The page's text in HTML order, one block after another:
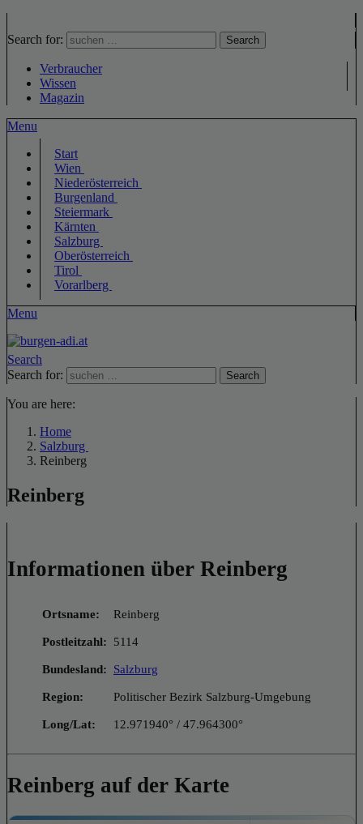
Search for: Search
Verbraucher
Wissen
Magazin
Menu
Start
Wien
Niederösterreich
Burgenland
Steiermark
Kärnten
Salzburg
Oberösterreich
Tirol
Vorarlberg
Menu
Search
Search for:
Search
You are here:
Home
Salzburg
Reinberg
Reinberg
Informationen über Reinberg
Ortsname: Reinberg
Postleitzahl: 5114
Bundesland: Salzburg
Region: Politischer Bezirk Salzburg-Umgebung
Long/Lat: 12.971940° / 47.964300°
Reinberg auf der Karte